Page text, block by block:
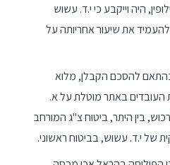
לחילופין, היה וייקבע כי י.ד. עשוש
את שיעור אחריותה על
בהתאם להסכם הקבלן, מלוא
העובדים באתר מוטלת על א.
בין היתר, ביטוח צ"ג המורחב
של י.ד. עשוש, בביטוח ראשוני.